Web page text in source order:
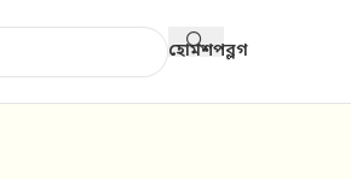
হোমশপব্লগ